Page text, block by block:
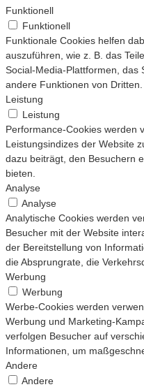
Funktionell
Funktionell
Funktionale Cookies helfen
auszuführen, wie z. B. das
Social-Media-Plattformen, das
andere Funktionen von Dritten.
Leistung
Leistung
Performance-Cookies werden
Leistungsindizes der Website
dazu beiträgt, den Besuchern
bieten.
Analyse
Analyse
Analytische Cookies werden
Besucher mit der Website
der Bereitstellung von
die Absprungrate, die
Werbung
Werbung
Werbe-Cookies werden
Werbung und Marketing-
verfolgen Besucher auf
Informationen, um
Andere
Andere